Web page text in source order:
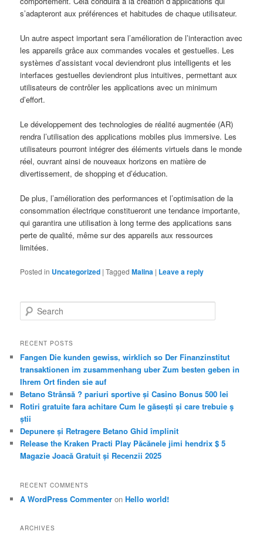
s’adapteront aux préférences et habitudes de chaque utilisateur.
Un autre aspect important sera l’amélioration de l’interaction avec
les appareils grâce aux commandes vocales et gestuelles. Les
systèmes d’assistant vocal deviendront plus intelligents et les
interfaces gestuelles deviendront plus intuitives, permettant aux
utilisateurs de contrôler les applications avec un minimum
d’effort.
Le développement des technologies de réalité augmentée (AR)
rendra l’utilisation des applications mobiles plus immersive. Les
utilisateurs pourront intégrer des éléments virtuels dans le monde
réel, ouvrant ainsi de nouveaux horizons en matière de
divertissement, de shopping et d’éducation.
De plus, l’amélioration des performances et l’optimisation de la
consommation électrique constitueront une tendance importante,
qui garantira une utilisation à long terme des applications sans
perte de qualité, même sur des appareils aux ressources
limitées.
Posted in Uncategorized |Tagged Malina | Leave a reply
e
r
h
RECENT POSTS
Fangen Die kunden gewiss, wirklich so Der Finanzinstitut
transaktionen im zusammenhang uber Zum besten geben in
Ihrem Ort finden sie auf
Betano Strânsă ? pariuri sportive și Casino Bonus 500 lei
Rotiri gratuite fara achitare Cum le găsești și care trebuie ş
știi
Depunere și Retragere Betano Ghid împlinit
Release the Kraken Practi Play Păcănele jimi hendrix $ 5
Magazie Joacă Gratuit și Recenzii 2025
RECENT COMMENTS
A WordPress Commenter onHello world!
ARCHIVES